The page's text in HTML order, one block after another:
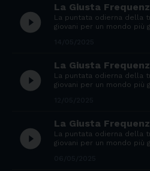
play_circle_filled
La Giusta
La puntata odierna della
giovani per un mondo più
play_circle_filled
La Giusta
La puntata odierna della
giovani per un mondo più
play_circle_filled
La Giusta
La puntata odierna della
giovani per un mondo più